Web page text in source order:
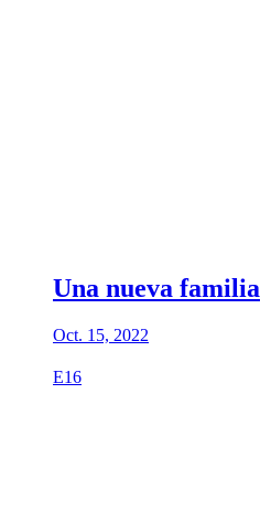
Una nueva familia
Oct. 15, 2022
E16